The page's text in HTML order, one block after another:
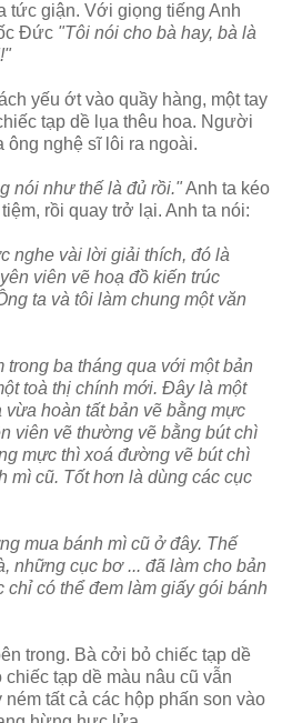
tức giận. Với giọng tiếng Anh
Đức "Tôi nói cho bà hay, bà là
yếu ớt vào quầy hàng, một tay
tạp dề lụa thêu hoa. Người
ông nghệ sĩ lôi ra ngoài.
nói như thế là đủ rồi."Anh ta kéo
rồi quay trở lại. Anh ta nói:
nghe vài lời giải thích, đó là
viên vẽ hoạ đồ kiến trúc
ta và tôi làm chung một văn
trong ba tháng qua với một bản
toà thị chính mới. Đây là một
hoàn tất bản vẽ bằng mực
viên vẽ thường vẽ bằng bút chì
mực thì xoá đường vẽ bút chì
mì cũ. Tốt hơn là dùng các cục
mua bánh mì cũ ở đây. Thế
những cục bơ ... đã làm cho bản
chỉ có thể đem làm giấy gói bánh
trong. Bà cởi bỏ chiếc tạp dề
chiếc tạp dề màu nâu cũ vẫn
tất cả các hộp phấn son vào